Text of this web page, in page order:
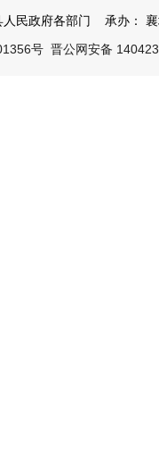
人民政府各部门 承办：
号 晋公网安备